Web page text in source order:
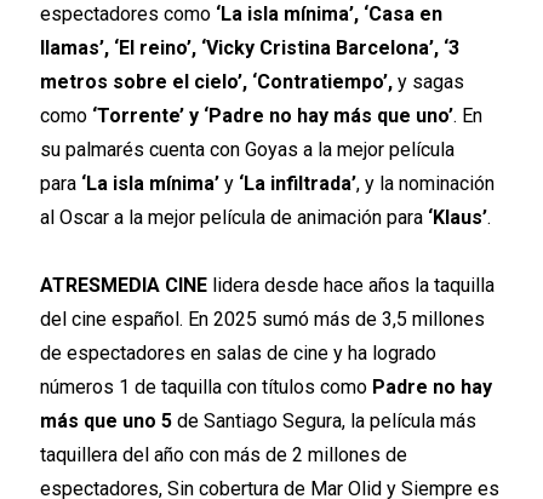
espectadores como ‘La isla mínima’, ‘Casa en
llamas’, ‘El reino’, ‘Vicky Cristina Barcelona’, ‘3
metros sobre el cielo’, ‘Contratiempo’, y sagas
como ‘Torrente’ y ‘Padre no hay más que uno’. En
su palmarés cuenta con Goyas a la mejor película
para ‘La isla mínima’ y ‘La infiltrada’, y la nominación
al Oscar a la mejor película de animación para ‘Klaus’.
ATRESMEDIA CINE lidera desde hace años la taquilla
del cine español. En 2025 sumó más de 3,5 millones
de espectadores en salas de cine y ha logrado
números 1 de taquilla con títulos como Padre no hay
más que uno 5 de Santiago Segura, la película más
taquillera del año con más de 2 millones de
espectadores, Sin cobertura de Mar Olid y Siempre es